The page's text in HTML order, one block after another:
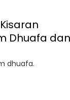
dhuafa.